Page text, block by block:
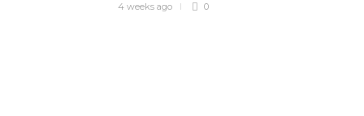
4 weeks ago 0